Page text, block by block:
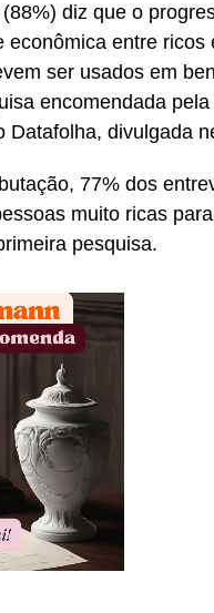
diz que o
econômica entre
ser usados em
encomendada
Datafolha, divulgada
77% dos
muito ricas
pesquisa.